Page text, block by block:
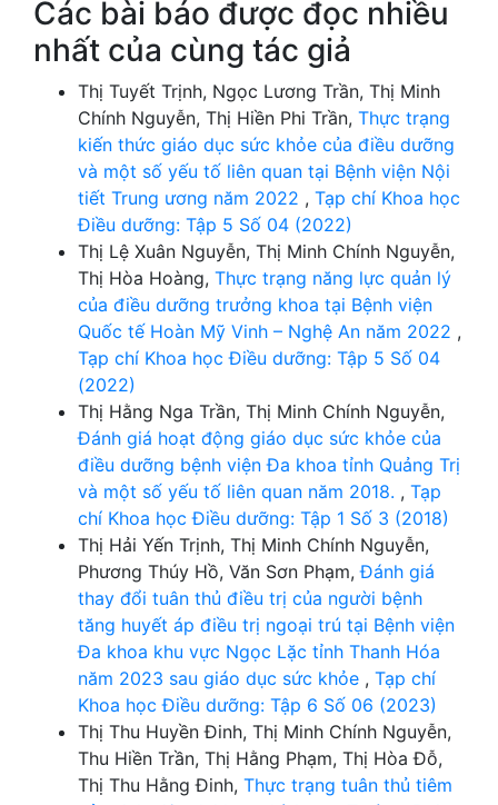
Các bài báo được đọc nhiều
nhất của cùng tác giả
Thị Tuyết Trịnh, Ngọc Lương Trần, Thị Minh
Chính Nguyễn, Thị Hiền Phi Trần, Thực trạng
kiến thức giáo dục sức khỏe của điều dưỡng
và một số yếu tố liên quan tại Bệnh viện Nội
tiết Trung ương năm 2022 , Tạp chí Khoa học
Điều dưỡng: Tập 5 Số 04 (2022)
Thị Lệ Xuân Nguyễn, Thị Minh Chính Nguyễn,
Thị Hòa Hoàng, Thực trạng năng lực quản lý
của điều dưỡng trưởng khoa tại Bệnh viện
Quốc tế Hoàn Mỹ Vinh – Nghệ An năm 2022 ,
Tạp chí Khoa học Điều dưỡng: Tập 5 Số 04
(2022)
Thị Hằng Nga Trần, Thị Minh Chính Nguyễn,
Đánh giá hoạt động giáo dục sức khỏe của
điều dưỡng bệnh viện Đa khoa tỉnh Quảng Trị
và một số yếu tố liên quan năm 2018. , Tạp
chí Khoa học Điều dưỡng: Tập 1 Số 3 (2018)
Thị Hải Yến Trịnh, Thị Minh Chính Nguyễn,
Phương Thúy Hồ, Văn Sơn Phạm,Đánh giá
thay đổi tuân thủ điều trị của người bệnh
tăng huyết áp điều trị ngoại trú tại Bệnh viện
Đa khoa khu vực Ngọc Lặc tỉnh Thanh Hóa
năm 2023 sau giáo dục sức khỏe , Tạp chí
Khoa học Điều dưỡng: Tập 6 Số 06 (2023)
Thị Thu Huyền Đinh, Thị Minh Chính Nguyễn,
Thu Hiền Trần, Thị Hằng Phạm, Thị Hòa Đỗ,
Thị Thu Hằng Đinh, Thực trạng tuân thủ tiêm